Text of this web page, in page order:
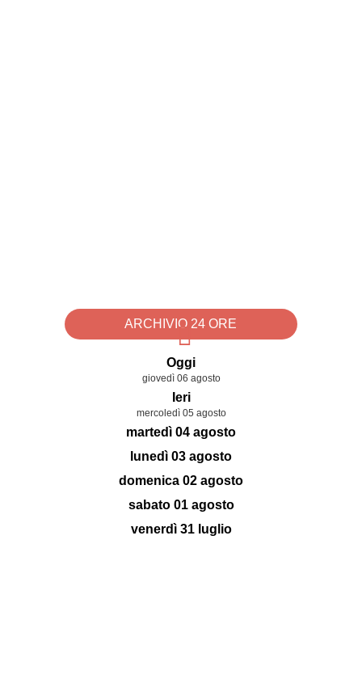
ARCHIVIO 24 ORE
Oggi
giovedì 06 agosto
Ieri
mercoledì 05 agosto
martedì 04 agosto
lunedì 03 agosto
domenica 02 agosto
sabato 01 agosto
venerdì 31 luglio